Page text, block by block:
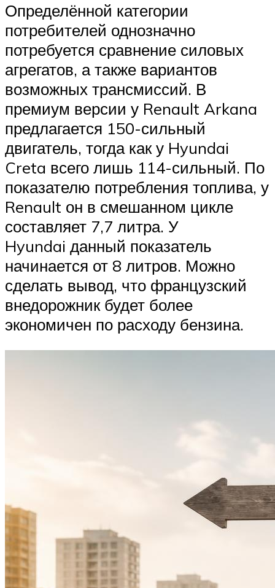
Определённой категории
потребителей однозначно
потребуется сравнение силовых
агрегатов, а также вариантов
возможных трансмиссий. В
премиум версии у Renault Arkana
предлагается 150-сильный
двигатель, тогда как у Hyundai
Creta всего лишь 114-сильный. По
показателю потребления топлива, у
Renault он в смешанном цикле
составляет 7,7 литра. У
Hyundai данный показатель
начинается от 8 литров. Можно
сделать вывод, что французский
внедорожник будет более
экономичен по расходу бензина.